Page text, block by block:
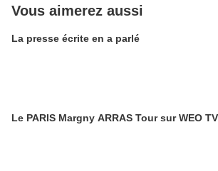
Vous aimerez aussi
La presse écrite en a parlé
Le PARIS Margny ARRAS Tour sur WEO TV